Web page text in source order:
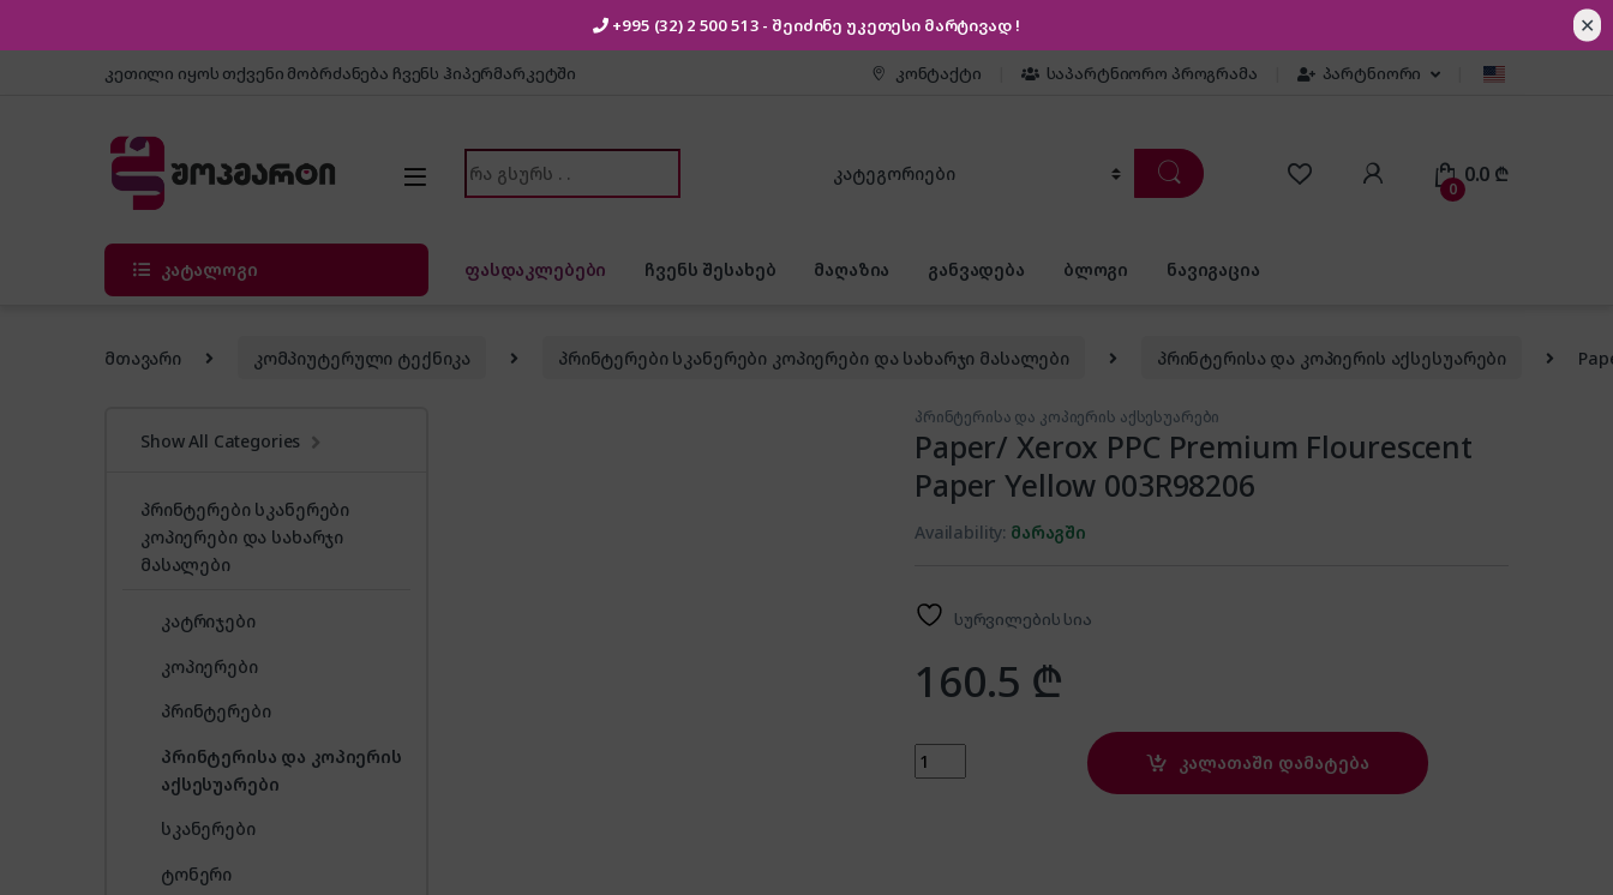
+995 (32) 2 500 513 - შეიძინე უკეთესი მარტივად ! ✕
კეთილი იყოს თქვენი მობრძანება ჩვენს ჰიპერმარკეტში კონტაქტი საპარტნიორო პროგრამა პარტნიორი
Search for:
0
0.0 ₾
კატალოგი ფასდაკლებები ჩვენს შესახებ მაღაზია განვადება ბლოგი ნავიგაცია
მთავარი კომპიუტერული ტექნიკა პრინტერები სკანერები კოპიერები და სახარჯი მასალები პრინტერისა და კოპიერის აქსესუარები
პრინტერისა და კოპიერის აქსესუარები
Paper/ Xerox PPC Premium Flourescent
Paper Yellow 003R98206
Availability: მარაგში
სურვილების სია
160.5 ₾
Paper/ Xerox PPC Premium Flourescent Paper Yellow 003R98206 quantity
კალათაში დამატება
Show All Categories
პრინტერები სკანერები
კოპიერები და სახარჯი
მასალები
კატრიჯები
კოპიერები
პრინტერები
პრინტერისა და კოპიერის
აქსესუარები
სკანერები
ტონერი